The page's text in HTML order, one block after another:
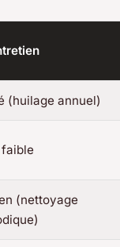
(huilage annuel)
(nettoyage